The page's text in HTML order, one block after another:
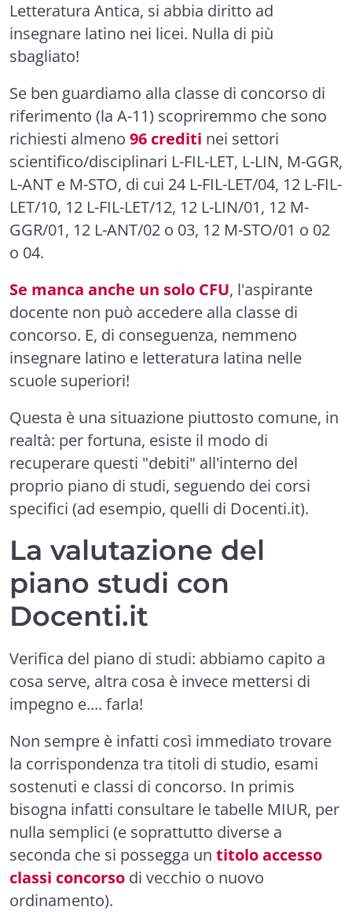
Letteratura Antica, si abbia diritto ad
insegnare latino nei licei. Nulla di più
sbagliato!
Se ben guardiamo alla classe di concorso di
riferimento (la A-11) scopriremmo che sono
richiesti almeno 96 crediti nei settori
scientifico/disciplinari L-FIL-LET, L-LIN, M-GGR,
L-ANT e M-STO, di cui 24 L-FIL-LET/04, 12 L-FIL-
LET/10, 12 L-FIL-LET/12, 12 L-LIN/01, 12 M-
GGR/01, 12 L-ANT/02 o 03, 12 M-STO/01 o 02
o 04.
Se manca anche un solo CFU, l'aspirante
docente non può accedere alla classe di
concorso. E, di conseguenza, nemmeno
insegnare latino e letteratura latina nelle
scuole superiori!
Questa è una situazione piuttosto comune, in
realtà: per fortuna, esiste il modo di
recuperare questi "debiti" all'interno del
proprio piano di studi, seguendo dei corsi
specifici (ad esempio, quelli di Docenti.it).
La valutazione del
piano studi con
Docenti.it
Verifica del piano di studi: abbiamo capito a
cosa serve, altra cosa è invece mettersi di
impegno e.... farla!
Non sempre è infatti così immediato trovare
la corrispondenza tra titoli di studio, esami
sostenuti e classi di concorso. In primis
bisogna infatti consultare le tabelle MIUR, per
nulla semplici (e soprattutto diverse a
seconda che si possegga un titolo accesso
classi concorso di vecchio o nuovo
ordinamento).